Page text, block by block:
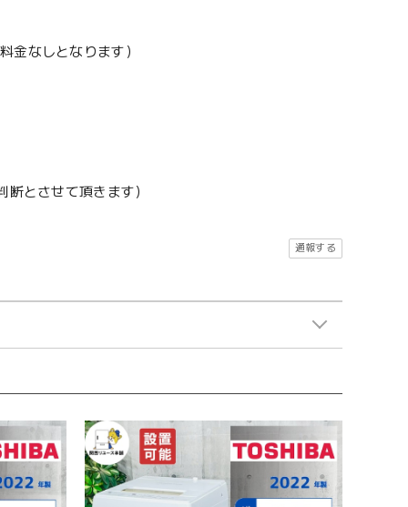
金なしとなります）
とさせて頂きます）
通報する